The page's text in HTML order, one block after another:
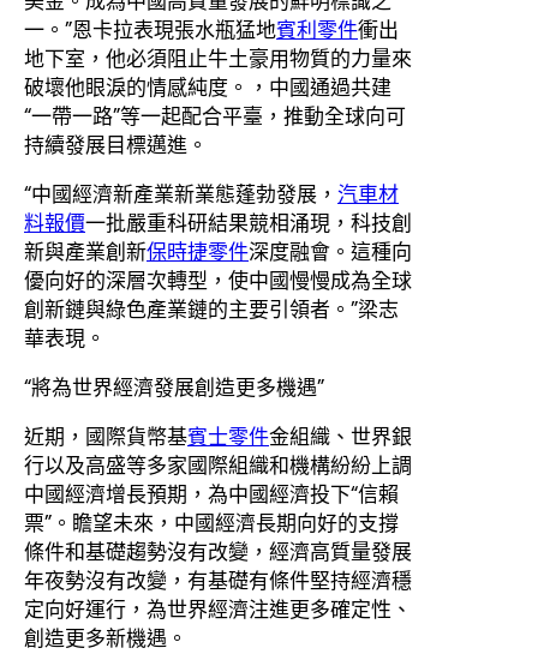
一。”恩卡拉表現張水瓶猛地賓利零件衝出
地下室，他必須阻止牛土豪用物質的力量來
破壞他眼淚的情感純度。，中國通過共建
“一帶一路”等一起配合平臺，推動全球向可
持續發展目標邁進。
“中國經濟新產業新業態蓬勃發展， 汽車材
料報價一批嚴重科研結果競相涌現，科技創
新與產業創新保時捷零件深度融會。這種向
優向好的深層次轉型，使中國慢慢成為全球
創新鏈與綠色產業鏈的主要引領者。”梁志
華表現。
“將為世界經濟發展創造更多機遇”
近期，國際貨幣基賓士零件金組織、世界銀
行以及高盛等多家國際組織和機構紛紛上調
中國經濟增長預期，為中國經濟投下“信賴
票”。瞻望未來，中國經濟長期向好的支撐
條件和基礎趨勢沒有改變，經濟高質量發展
年夜勢沒有改變，有基礎有條件堅持經濟穩
定向好運行，為世界經濟注進更多確定性、
創造更多新機遇。